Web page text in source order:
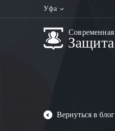
Уфа
Современная
Защита
Вернуться в блог